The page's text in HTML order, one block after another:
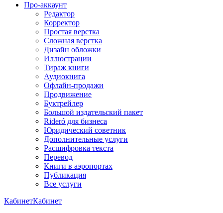
Про-аккаунт
Редактор
Корректор
Простая верстка
Сложная верстка
Дизайн обложки
Иллюстрации
Тираж книги
Аудиокнига
Офлайн-продажи
Продвижение
Буктрейлер
Большой издательский пакет
Rideró для бизнеса
Юридический советник
Дополнительные услуги
Расшифровка текста
Перевод
Книги в аэропортах
Публикация
Все услуги
КабинетКабинет